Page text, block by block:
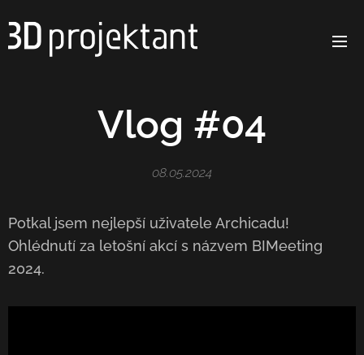
Vlog #04
08.05.2024
Potkal jsem nejlepší uživatele Archicadu! 🔥
Ohlédnutí za letošní akcí s názvem BIMeeting
2024.